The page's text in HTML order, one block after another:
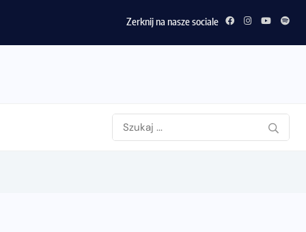
Zerknij na nasze sociale